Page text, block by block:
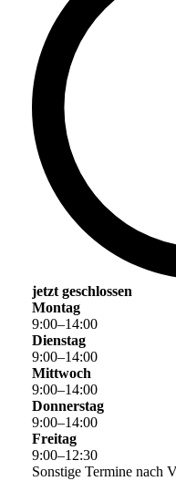
jetzt geschlossen
Montag
9:00–14:00
Dienstag
9:00–14:00
Mittwoch
9:00–14:00
Donnerstag
9:00–14:00
Freitag
9:00–12:30
Sonstige Termine nach